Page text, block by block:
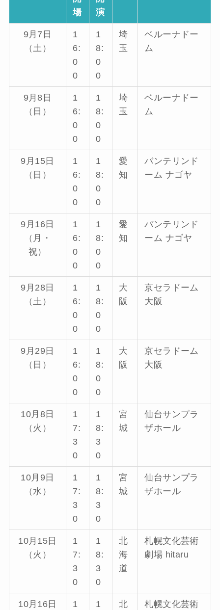
場
演
9月7日
（土）
1
6:
0
0
1
8:
0
0
埼
玉
ベルーナドー
ム
9月8日
（日）
1
6:
0
0
1
8:
0
0
埼
玉
ベルーナドー
ム
9月15日
（日）
1
6:
0
0
1
8:
0
0
愛
知
バンテリンド
ーム ナゴヤ
9月16日
（月・
祝）
1
6:
0
0
1
8:
0
0
愛
知
バンテリンド
ーム ナゴヤ
9月28日
（土）
1
6:
0
0
1
8:
0
0
大
阪
京セラドーム
大阪
9月29日
（日）
1
6:
0
0
1
8:
0
0
大
阪
京セラドーム
大阪
10月8日
（火）
1
7:
3
0
1
8:
3
0
宮
城
仙台サンプラ
ザホール
10月9日
（水）
1
7:
3
0
1
8:
3
0
宮
城
仙台サンプラ
ザホール
10月15日
（火）
1
7:
3
0
1
8:
3
0
北
海
道
札幌文化芸術
劇場 hitaru
10月16日
1
1
北
札幌文化芸術